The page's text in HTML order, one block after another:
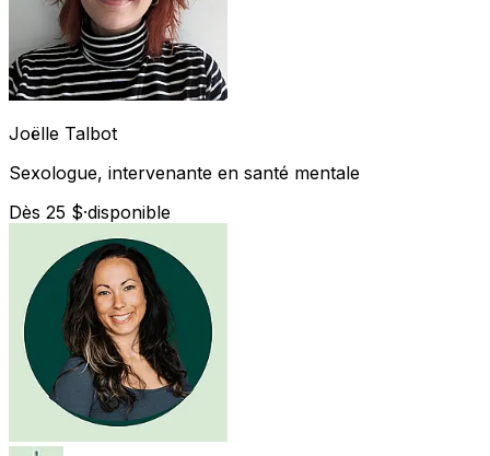
Joëlle Talbot
Sexologue, intervenante en santé mentale
Dès 25 $·disponible